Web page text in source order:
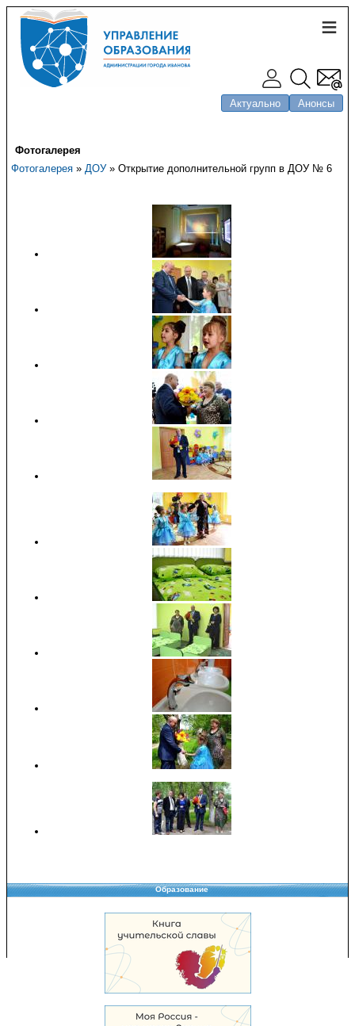
Актуально Анонсы
Фотогалерея
Фотогалерея » ДОУ» Открытие дополнительной групп в ДОУ № 6
Образование
Copyright © 2008-2026 Управление образования
Перепечатка и использование материалов возможны только с разрешения
Управления образования.
103,985,274 уникальных посетителей